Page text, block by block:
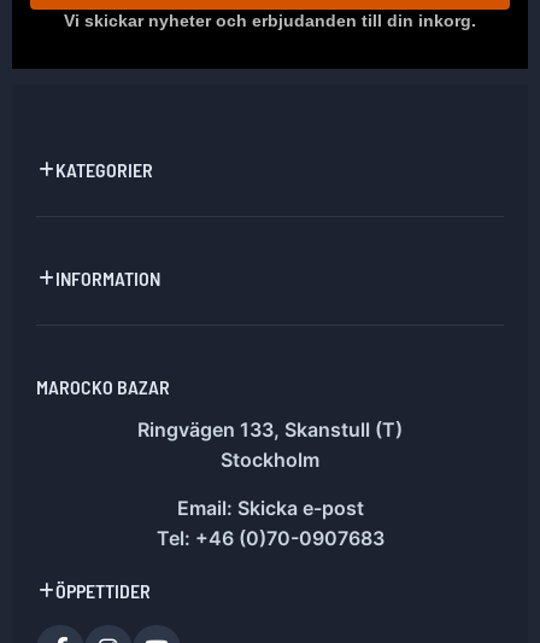
Vi skickar nyheter och erbjudanden till din inkorg.
KATEGORIER
INFORMATION
MAROCKO BAZAR
Ringvägen 133, Skanstull (T)
Stockholm
Email: Skicka e-post
Tel: +46 (0)70-0907683
ÖPPETTIDER